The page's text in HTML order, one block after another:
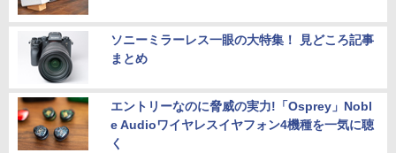
ソニーミラーレス一眼の大特集！ 見どころ記事
まとめ
エントリーなのに脅威の実力!「Osprey」Nobl
e Audioワイヤレスイヤフォン4機種を一気に聴
く